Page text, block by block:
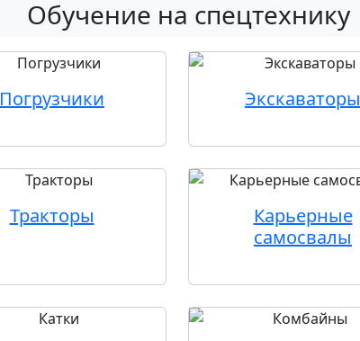
Обучение на спецтехнику
Погрузчики Экскаваторы
Тракторы
Карьерные
самосвалы